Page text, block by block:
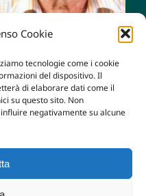
Cookie
tecnologie come i cookie
del dispositivo. Il
di elaborare dati come il
su questo sito. Non
negativamente su alcune